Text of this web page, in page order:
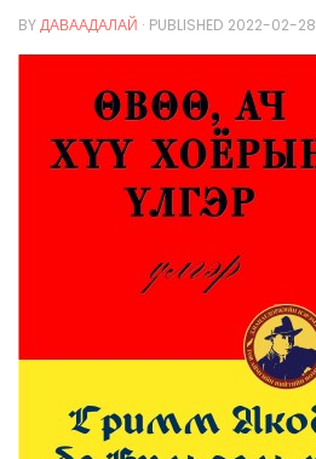
BYДАВААДАЛАЙ · PUBLISHED 2022-02-28